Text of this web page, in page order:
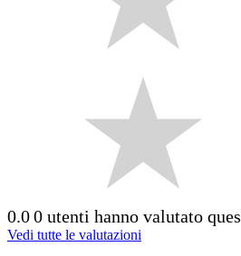
0.00 utenti hanno valutato
Vedi tutte le valutazioni